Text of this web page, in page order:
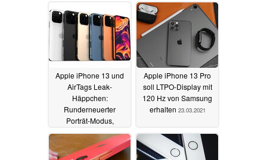
Apple iPhone 13 und
AirTags Leak-
Häppchen:
Runderneuerter
Porträt-Modus,
verbesserte
Stabilisierung, Orange
Farboption und mehr
Apple iPhone 13 Pro
soll LTPO-Display mit
120 Hz von Samsung
erhalten 23.03.2021